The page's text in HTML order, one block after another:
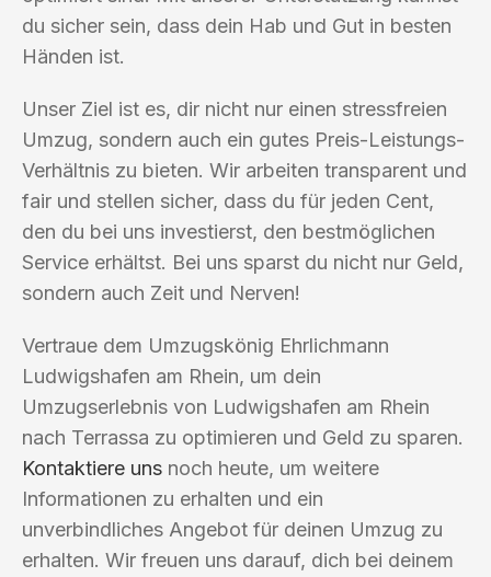
du sicher sein, dass dein Hab und Gut in besten
Händen ist.
Unser Ziel ist es, dir nicht nur einen stressfreien
Umzug, sondern auch ein gutes Preis-Leistungs-
Verhältnis zu bieten. Wir arbeiten transparent und
fair und stellen sicher, dass du für jeden Cent,
den du bei uns investierst, den bestmöglichen
Service erhältst. Bei uns sparst du nicht nur Geld,
sondern auch Zeit und Nerven!
Vertraue dem Umzugskönig Ehrlichmann
Ludwigshafen am Rhein, um dein
Umzugserlebnis von Ludwigshafen am Rhein
nach Terrassa zu optimieren und Geld zu sparen.
Kontaktiere uns noch heute, um weitere
Informationen zu erhalten und ein
unverbindliches Angebot für deinen Umzug zu
erhalten. Wir freuen uns darauf, dich bei deinem